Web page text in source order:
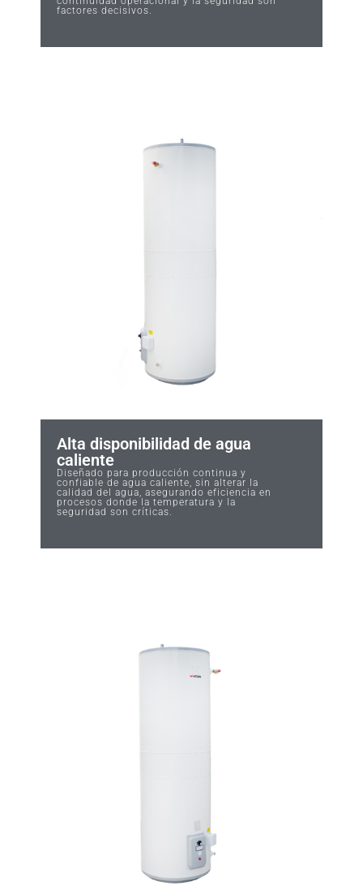
factores decisivos.
Alta disponibilidad de agua
caliente
Diseñado para producción continua y
confiable de agua caliente, sin alterar la
calidad del agua, asegurando eficiencia en
procesos donde la temperatura y la
seguridad son críticas.